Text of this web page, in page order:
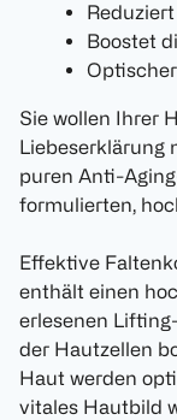
Boostet
Sie wollen Ihrer
Liebeserklärung
puren Anti-
formulierten,
Effektive
enthält einen
erlesenen
der Hautzellen
Haut werden
vitales Hautbild